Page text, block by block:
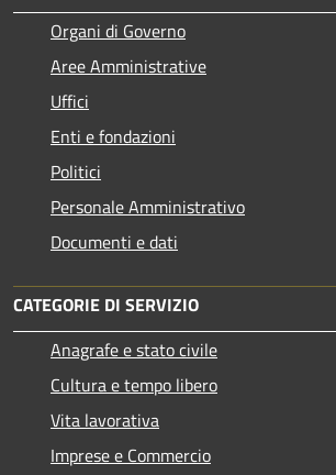
Organi di Governo
Aree Amministrative
Uffici
Enti e fondazioni
Politici
Personale Amministrativo
Documenti e dati
CATEGORIE DI SERVIZIO
Anagrafe e stato civile
Cultura e tempo libero
Vita lavorativa
Imprese e Commercio